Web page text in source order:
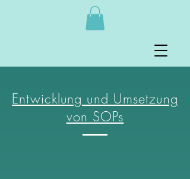
Entwicklung und Umsetzung
von SOPs